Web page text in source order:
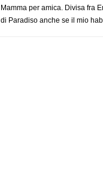
Mamma per amica. Divisa fra
di Paradiso anche se il mio